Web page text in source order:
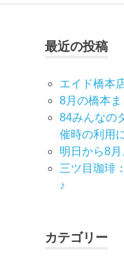
最近の投稿
エイド橋本
8月の橋本
84みんなの
催時の利用
明日から8月
三ツ目珈琲
♪
カテゴリー